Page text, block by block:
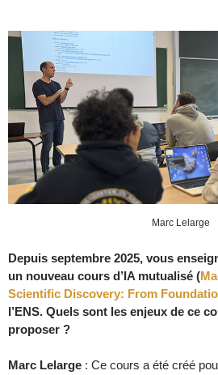
Marc Lelarge
Depuis septembre 2025, vous
un nouveau cours d’IA mutualisé (
Scientific Discovery: From
l’ENS. Quels sont les enjeux de ce
proposer ?
Marc Lelarge : Ce cours a été créé